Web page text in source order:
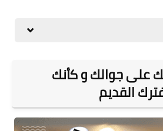
على جوالك و كأنك
القديم